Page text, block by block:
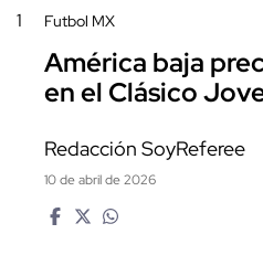
1 Futbol MX
América baja
en el Clásico
Redacción SoyReferee
10 de abril de 2026